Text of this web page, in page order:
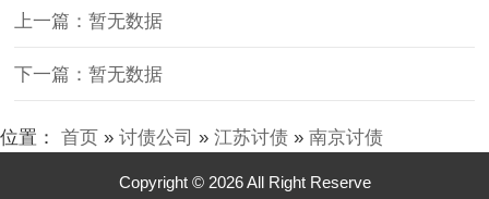
上一篇：暂无数据
下一篇：暂无数据
位置： 首页 » 讨债公司 » 江苏讨债 » 南京讨债
Copyright © 2026 All Right Reserve